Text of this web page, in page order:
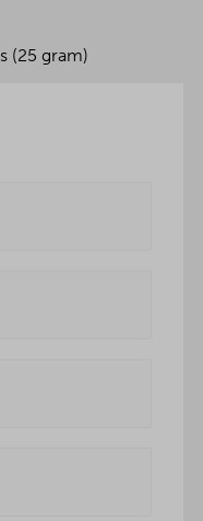
(25 gram)